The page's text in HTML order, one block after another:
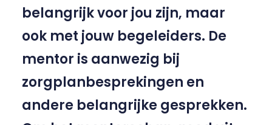
belangrijk voor jou zijn, maar
ook met jouw begeleiders. De
mentor is aanwezig bij
zorgplanbesprekingen en
andere belangrijke gesprekken.